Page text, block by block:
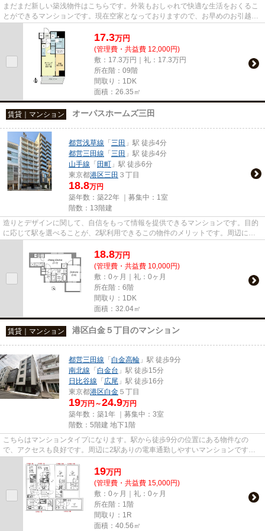
まだまだ新しい築浅物件はこちらです。外装もおしゃれで快適な生活をおくるこ
とができるマンションです。現在空家となっておりますので、お早めのお引越し
が可能な物件です。当社イチ...
17.3万円
(管理費・共益費 12,000円)
敷：17.3万円｜礼：17.3万円
所在階：09階
間取り：1DK
面積：26.35㎡
賃貸｜マンション オーパスホームズ三田
都営浅草線 「三田 」駅 徒歩4分
都営三田線 「三田 」駅 徒歩4分
山手線 「田町 」駅 徒歩6分
東京都港区三田 ３丁目
18.8万円
築年数：築22年 ｜募集中： 1室
階数：13階建
造りとデザインに関して、自信をもって情報を提供できるマンションです。目的
に応じて駅を選べることが、2駅利用できるこの物件のメリットです。周辺に
は、徒歩4分で利用できる駅があ...
18.8万円
(管理費・共益費 10,000円)
敷：0ヶ月｜礼：0ヶ月
所在階：6階
間取り：1DK
面積：32.04㎡
賃貸｜マンション 港区白金５丁目のマンション
都営三田線 「白金高輪 」駅 徒歩9分
南北線 「白金台 」駅 徒歩15分
日比谷線 「広尾 」駅 徒歩16分
東京都港区白金 ５丁目
19万円～24.9万円
築年数：築1年 ｜募集中： 3室
階数：5階建 地下1階
こちらはマンションタイプになります。駅から徒歩9分の位置にある物件なの
で、アクセスも良好です。周辺に2駅ありの電車通勤しやすいマンションです。
築1年の物件です。MarketiXでは、...
19万円
(管理費・共益費 15,000円)
敷：0ヶ月｜礼：0ヶ月
所在階：1階
間取り：1R
面積：40.56㎡